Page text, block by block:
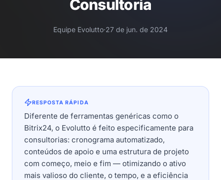
Consultoria
Equipe Evolutto·27 de jun. de 2024
RESPOSTA RÁPIDA
Diferente de ferramentas genéricas como o
Bitrix24, o Evolutto é feito especificamente para
consultorias: cronograma automatizado,
conteúdos de apoio e uma estrutura de projeto
com começo, meio e fim — otimizando o ativo
mais valioso do cliente, o tempo, e a eficiência